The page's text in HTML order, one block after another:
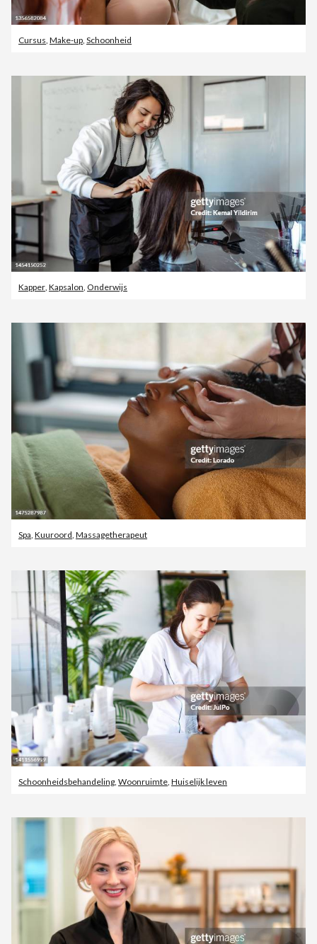
Cursus Make-up Schoonheid
Kapper, Kapsalon, Onderwijs
Spa Kuuroord Massagetherapeut
Schoonheidsbehandeling Woonruimte Huiselijk leven